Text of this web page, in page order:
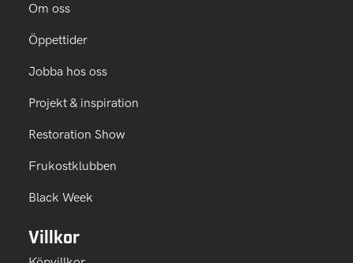
Om oss
Öppettider
Jobba hos oss
Projekt & inspiration
Restoration Show
Frukostklubben
Black Week
Villkor